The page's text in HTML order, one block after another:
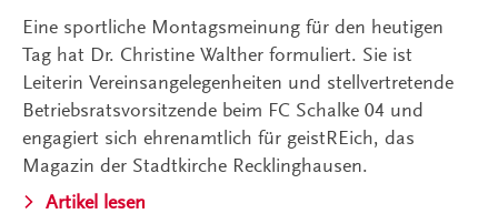
Eine sportliche Montagsmeinung für den heutigen
Tag hat Dr. Christine Walther formuliert. Sie ist
Leiterin Vereinsangelegenheiten und stellvertretende
Betriebsratsvorsitzende beim FC Schalke 04 und
engagiert sich ehrenamtlich für geistREich, das
Magazin der Stadtkirche Recklinghausen.
Artikel lesen